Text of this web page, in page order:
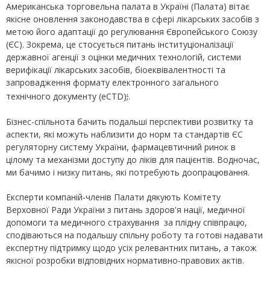
Американська торговельна палата в Україні (Палата) вітає
якісне оновлення законодавства в сфері лікарських засобів з
метою його адаптації до регулювання Європейського Союзу
(ЄС). Зокрема, це стосується питань інституціоналізації
державної агенції з оцінки медичних технологій, системи
верифікації лікарських засобів, біоеквівалентності та
запровадження формату електронного загального
технічного документу (eCTD);.
Бізнес-спільнота бачить подальші перспективи розвитку та
аспекти, які можуть наблизити до норм та стандартів ЄС
регуляторну систему України, фармацевтичний ринок в
цілому та механізми доступу до ліків для пацієнтів. Водночас,
ми бачимо i низку питань, які потребують доопрацювання.
Експерти компаній-членів Палати дякують Комітету
Верховної Ради України з питань здоров'я нації, медичної
допомоги та медичного страхування за плідну співпрацю,
сподіваються на подальшу спільну роботу та готові надавати
експертну підтримку щодо усіх релевантних питань, а також
якісної розробки відповідних нормативно-правових актів.